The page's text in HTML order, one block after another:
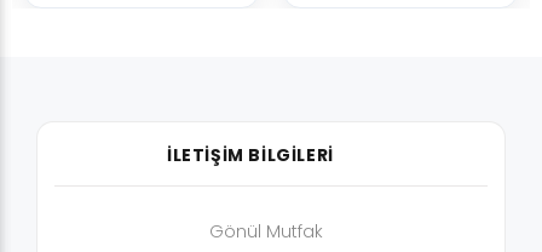
İLETİŞİM BİLGİLERİ
Gönül Mutfak